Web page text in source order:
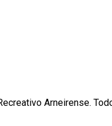
Arneirense.